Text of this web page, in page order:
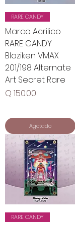
RARE CANDY
Marco Acrilico
RARE CANDY
Blaziken VMAX
201/198 Alternate
Art Secret Rare
Precio
Q 150.00
Agotado
RARE CANDY